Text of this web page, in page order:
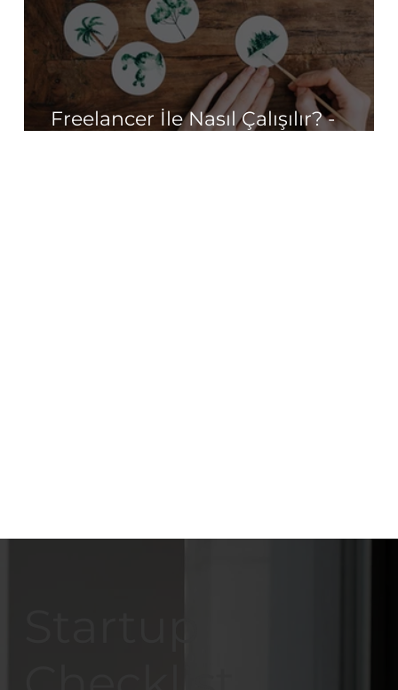
Freelancer İle Nasıl Çalışılır? -